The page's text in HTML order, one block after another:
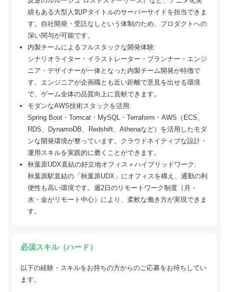
績もある大型人気IPタイトルのサーバーサイドを担当できま
す。自社開発・受託なしという体制のため、プロダクトへの
深い関与が可能です。
内製チームによるフルスタックな開発体験:
シナリオライター・イラストレーター・プランナー・エンジ
ニア・デザイナーが一体となった内製チーム開発が特徴で
す。エンジニアが企画職とも近い距離で意見を出せる環境
で、ゲーム全体の品質向上に貢献できます。
モダンなAWS技術スタックを活用:
Spring Boot・Tomcat・MySQL・Terraform・AWS（ECS、
RDS、DynamoDB、Redshift、Athenaなど）を活用したモダ
ンな開発環境が整っています。クラウドネイティブな設計・
運用スキルを実践的に磨くことができます。
秋葉原UDX直結の好立地オフィス＋ハイブリッドワーク:
秋葉原駅直結の「秋葉原UDX」にオフィスを構え、通勤の利
便性も高い環境です。週2日のリモートワーク制度（月・
水・金がリモート中心）により、柔軟な働き方が実現できま
す。
必須スキル（ハード）
以下の経験・スキルをお持ちの方からのご応募をお待ちしてい
ます。